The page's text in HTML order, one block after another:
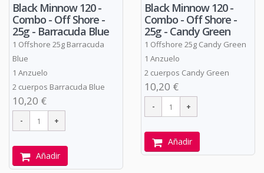
Black Minnow 120 -
Combo - Off Shore -
25g - Barracuda Blue
1 Offshore 25g Barracuda
Blue
1 Anzuelo
2 cuerpos Barracuda Blue
10,20 €
Añadir
Black Minnow 120 -
Combo - Off Shore -
25g - Candy Green
1 Offshore 25g Candy Green
1 Anzuelo
2 cuerpos Candy Green
10,20 €
Añadir